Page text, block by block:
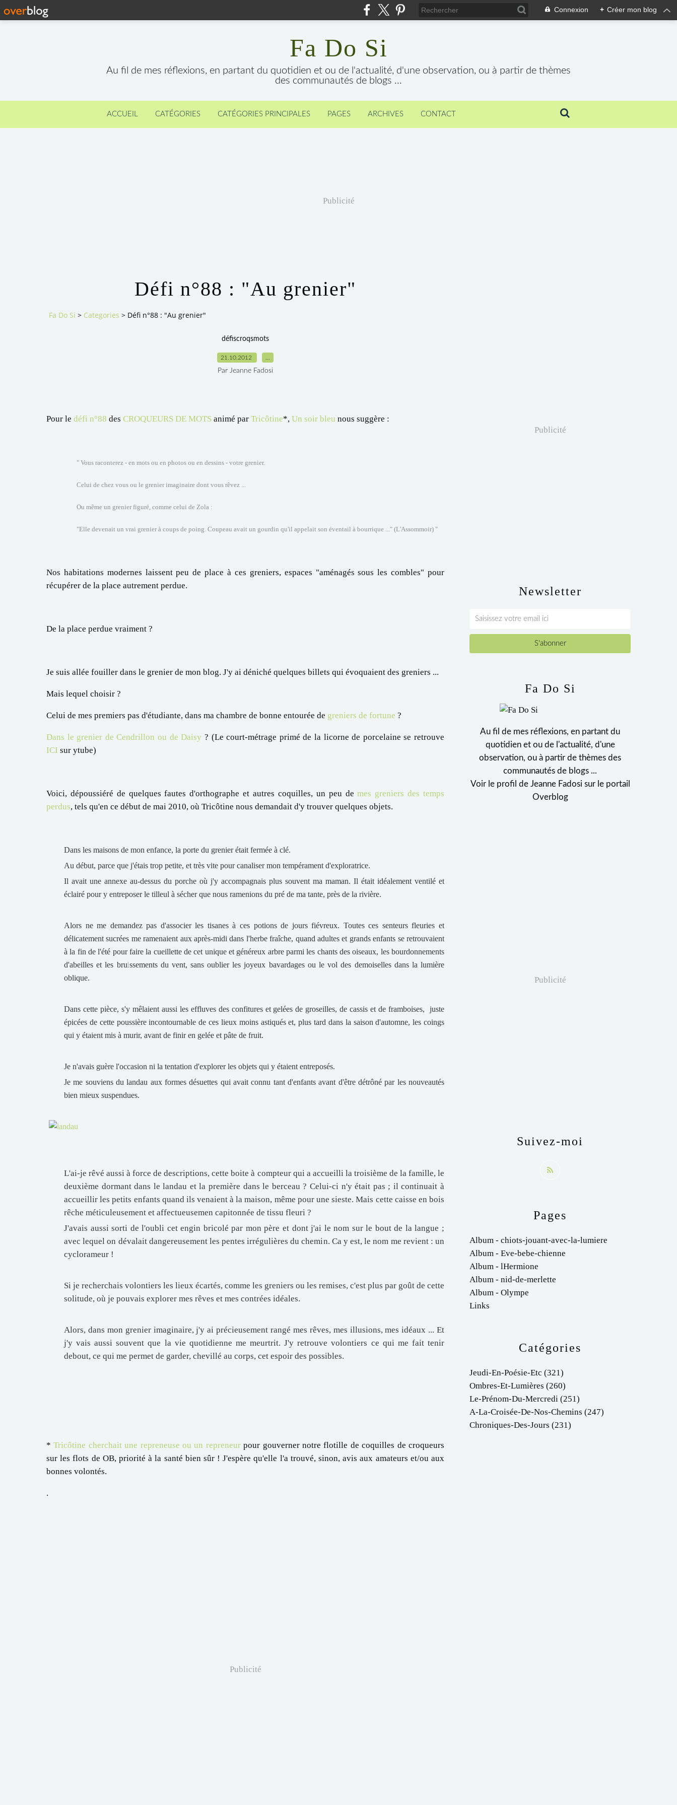
Connexion + Créer mon blog
Fa Do Si
Au fil de mes réflexions, en partant du quotidien et ou de l'actualité, d'une observation, ou à partir de thèmes
des communautés de blogs ...
ACCUEIL CATÉGORIES CATÉGORIES PRINCIPALES PAGES ARCHIVES CONTACT
Publicité
Défi n°88 : "Au grenier"
Fa Do Si > Categories > Défi n°88 : "Au grenier"
défiscroqsmots
21.10.2012
Par Jeanne Fadosi
Pour le défi n°88 des CROQUEURS DE MOTS animé par Tricôtine*, Un soir bleu nous suggère :
" Vous raconterez - en mots ou en photos ou en dessins - votre grenier.
Celui de chez vous ou le grenier imaginaire dont vous rêvez ...
Ou même un grenier figuré, comme celui de Zola :
"Elle devenait un vrai grenier à coups de poing. Coupeau avait un gourdin qu'il appelait son éventail à bourrique ..." (L'Assommoir) "
Nos habitations modernes laissent peu de place à ces greniers, espaces "aménagés sous les combles" pour
récupérer de la place autrement perdue.
De la place perdue vraiment ?
Je suis allée fouiller dans le grenier de mon blog. J'y ai déniché quelques billets qui évoquaient des greniers ...
Mais lequel choisir ?
Celui de mes premiers pas d'étudiante, dans ma chambre de bonne entourée de greniers de fortune ?
Dans le grenier de Cendrillon ou de Daisy ? (Le court-métrage primé de la licorne de porcelaine se retrouve
ICI sur ytube)
Voici, dépoussiéré de quelques fautes d'orthographe et autres coquilles, un peu demes greniers des temps
perdus, tels qu'en ce début de mai 2010, où Tricôtine nous demandait d'y trouver quelques objets.
Dans les maisons de mon enfance, la porte du grenier était fermée à clé.
Au début, parce que j'étais trop petite, et très vite pour canaliser mon tempérament d'exploratrice.
Il avait une annexe au-dessus du porche où j'y accompagnais plus souvent ma maman. Il était idéalement ventilé et
éclairé pour y entreposer le tilleul à sécher que nous ramenions du pré de ma tante, près de la rivière.
Alors ne me demandez pas d'associer les tisanes à ces potions de jours fiévreux. Toutes ces senteurs fleuries et
délicatement sucrées me ramenaient aux après-midi dans l'herbe fraîche, quand adultes et grands enfants se retrouvaient
à la fin de l'été pour faire la cueillette de cet unique et généreux arbre parmi les chants des oiseaux, les bourdonnements
d'abeilles et les bruissements du vent, sans oublier les joyeux bavardages ou le vol des demoiselles dans la lumière
oblique.
Dans cette pièce, s'y mêlaient aussi les effluves des confitures et gelées de groseilles, de cassis et de framboises, juste
épicées de cette poussière incontournable de ces lieux moins astiqués et, plus tard dans la saison d'automne, les coings
qui y étaient mis à murir, avant de finir en gelée et pâte de fruit.
Je n'avais guère l'occasion ni la tentation d'explorer les objets qui y étaient entreposés.
Je me souviens du landau aux formes désuettes qui avait connu tant d'enfants avant d'être détrôné par les nouveautés
bien mieux suspendues.
L'ai-je rêvé aussi à force de descriptions, cette boite à compteur qui a accueilli la troisième de la famille, le
deuxième dormant dans le landau et la première dans le berceau ? Celui-ci n'y était pas ; il continuait à
accueillir les petits enfants quand ils venaient à la maison, même pour une sieste. Mais cette caisse en bois
rêche méticuleusement et affectueusemen capitonnée de tissu fleuri ?
J'avais aussi sorti de l'oubli cet engin bricolé par mon père et dont j'ai le nom sur le bout de la langue ;
avec lequel on dévalait dangereusement les pentes irrégulières du chemin. Ca y est, le nom me revient : un
cyclorameur !
Si je recherchais volontiers les lieux écartés, comme les greniers ou les remises, c'est plus par goût de cette
solitude, où je pouvais explorer mes rêves et mes contrées idéales.
Alors, dans mon grenier imaginaire, j'y ai précieusement rangé mes rêves, mes illusions, mes idéaux ... Et
j'y vais aussi souvent que la vie quotidienne me meurtrit. J'y retrouve volontiers ce qui me fait tenir
debout, ce qui me permet de garder, chevillé au corps, cet espoir des possibles.
*Tricôtine cherchait une repreneuse ou un repreneurpour gouverner notre flotille de coquilles de croqueurs
sur les flots de OB, priorité à la santé bien sûr ! J'espère qu'elle l'a trouvé, sinon, avis aux amateurs et/ou aux
bonnes volontés.
.
Publicité
Newsletter
Publicité
Catégories
Jeudi-En-Poésie-Etc (321)
Ombres-Et-Lumières (260)
Le-Prénom-Du-Mercredi (251)
A-La-Croisée-De-Nos-Chemins (247)
Chroniques-Des-Jours (231)
Pages
Album - chiots-jouant-avec-la-lumiere
Album - Eve-bebe-chienne
Album - lHermione
Album - nid-de-merlette
Album - Olympe
Links
Fa Do Si
Au fil de mes réflexions, en partant du
quotidien et ou de l'actualité, d'une
observation, ou à partir de thèmes des
communautés de blogs ...
Voir le profil de Jeanne Fadosi sur le portail
Overblog
Suivez-moi
Publicité